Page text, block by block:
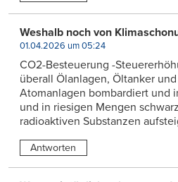
Weshalb noch von
01.04.2026 um 05:24
CO2-Besteuerung -
überall Ölanlagen, Öltanker
Atomanlagen bombardiert und
und in riesigen Mengen
radioaktiven Substanzen
Antworten